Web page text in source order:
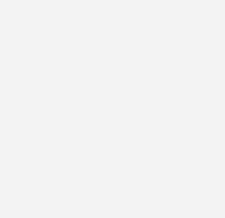
GmbH, Leverkusen,
gewählt. Ebenfalls
wiedergewählt
Gesellschafterin der
Nordrhein (KIN)
Innung